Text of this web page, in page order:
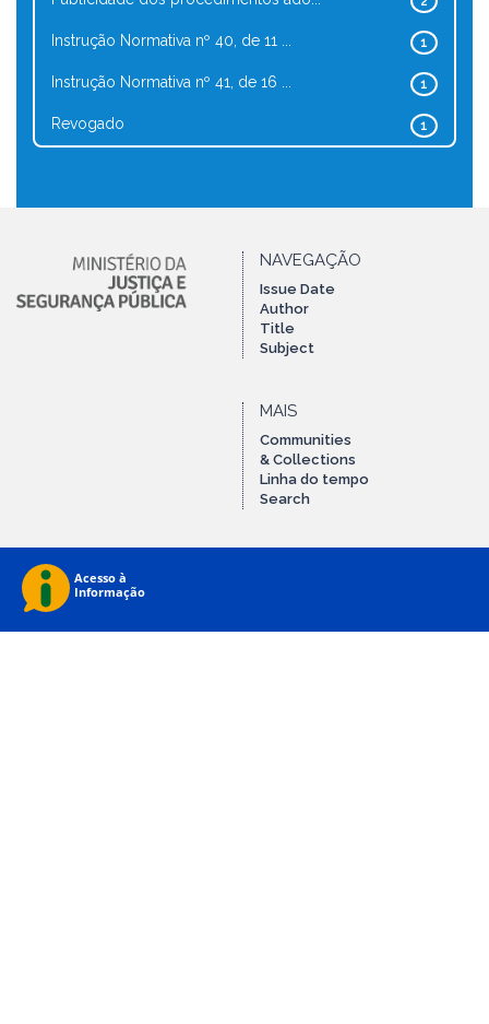
1
Instrução Normativa nº 40, de 11 ...
1
Instrução Normativa nº 41, de 16 ...
1
Revogado
NAVEGAÇÃO
Issue Date
Author
Title
Subject
MAIS
Communities
& Collections
Linha do tempo
Search